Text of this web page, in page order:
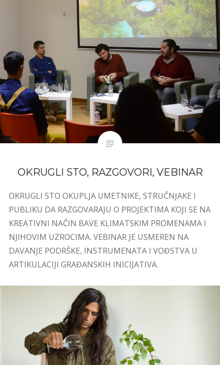
OKRUGLI STO, RAZGOVORI, VEBINAR
OKRUGLI STO OKUPLJA UMETNIKE, STRUČNJAKE I
PUBLIKU DA RAZGOVARAJU O PROJEKTIMA KOJI SE NA
KREATIVNI NAČIN BAVE KLIMATSKIM PROMENAMA I
NJIHOVIM UZROCIMA. VEBINAR JE USMEREN NA
DAVANJE PODRŠKE, INSTRUMENATA I VOĐSTVA U
ARTIKULACIJI GRAĐANSKIH INICIJATIVA.